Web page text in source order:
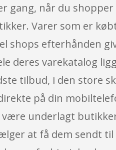
gang, når du
Varer som er
shops efterhånden
deres varekatalog
tilbud, i den store
på din
underlagt
at få dem sendt